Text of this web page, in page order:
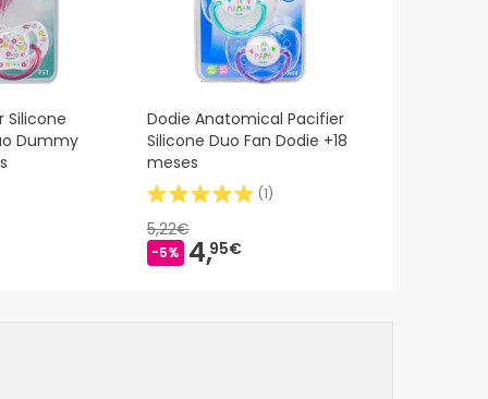
Silicone
Dummy
Dodie Anatomical Pacifier
Silicone Duo Fan Dodie +18
meses
(1)
5,22€
-5% 4,95€